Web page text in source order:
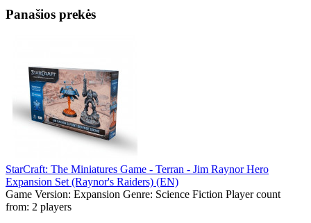
Panašios prekės
StarCraft: The Miniatures Game - Terran - Jim Raynor Hero
Expansion Set (Raynor's Raiders) (EN)
Game Version: Expansion Genre: Science Fiction Player count
from: 2 players